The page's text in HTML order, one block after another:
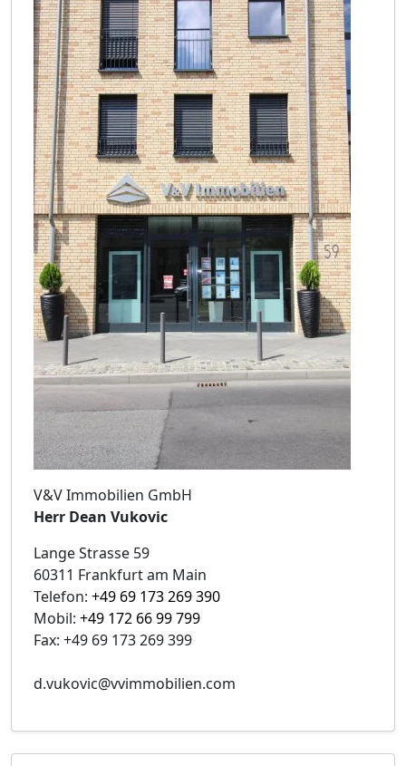
V&V Immobilien GmbH
Herr Dean Vukovic
Lange Strasse 59
60311 Frankfurt am Main
Telefon: +49 69 173 269 390
Mobil: +49 172 66 99 799
Fax: +49 69 173 269 399
d.vukovic@vvimmobilien.com